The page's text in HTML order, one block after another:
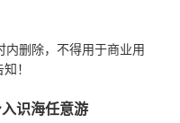
删除，不得用于商业用
！
识海任意游